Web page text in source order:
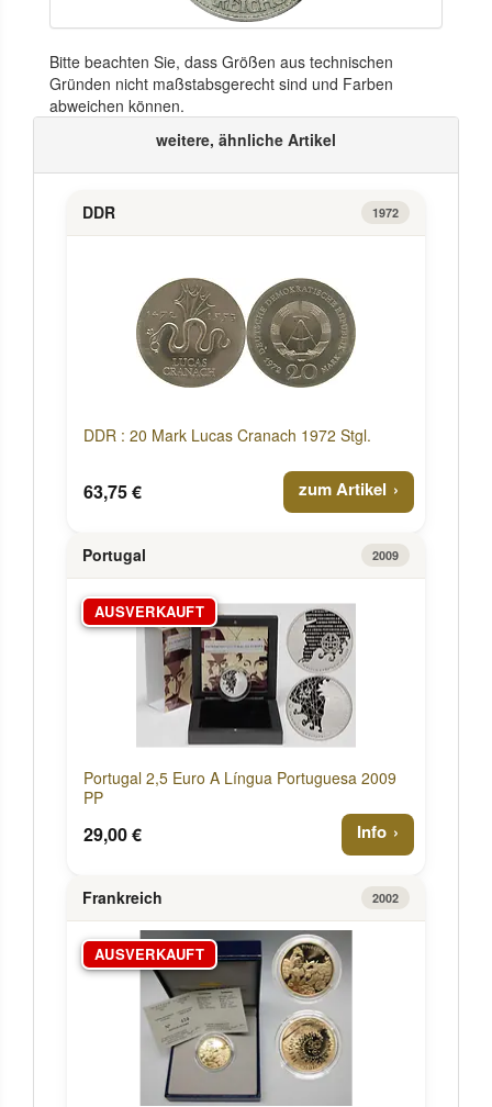
Bitte beachten Sie, dass Größen aus technischen
Gründen nicht maßstabsgerecht sind und Farben
abweichen können.
weitere, ähnliche Artikel
DDR 1972
DDR : 20 Mark Lucas Cranach 1972 Stgl.
63,75 € zum Artikel
Portugal 2009
AUSVERKAUFT
Portugal 2,5 Euro A Língua Portuguesa 2009
PP
29,00 € Info
Frankreich 2002
AUSVERKAUFT